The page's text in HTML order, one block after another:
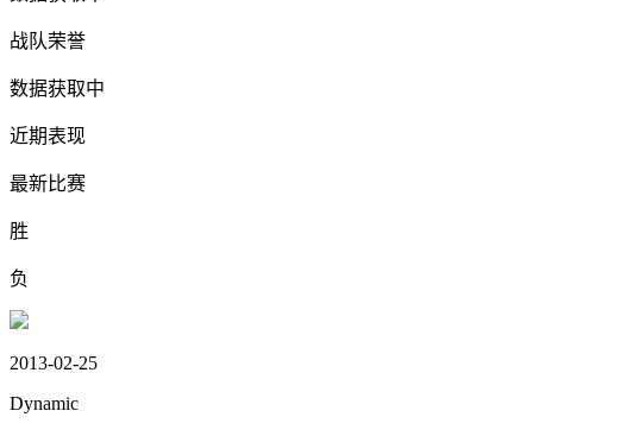
战队荣誉
数据获取中
近期表现
最新比赛
胜
负
2013-02-25
Dynamic